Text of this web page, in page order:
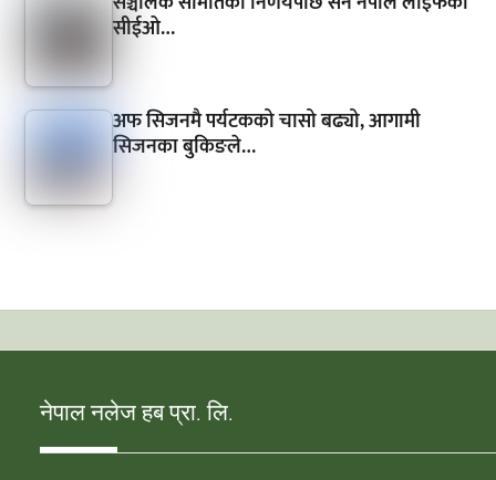
सीईओ…
अफ सिजनमै पर्यटकको चासो बढ्यो, आगामी
सिजनका बुकिङले…
नेपाल नलेज हब प्रा. लि.